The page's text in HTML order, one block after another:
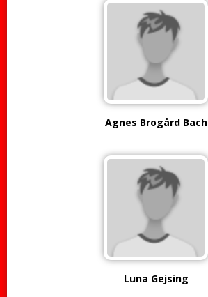
Agnes Brogård Bach
Luna Gejsing